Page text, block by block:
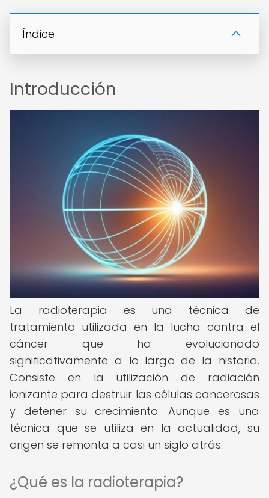
Índice
Introducción
La radioterapia es una técnica de
tratamiento utilizada en la lucha contra el
cáncer que ha evolucionado
significativamente a lo largo de la historia.
Consiste en la utilización de radiación
ionizante para destruir las células cancerosas
y detener su crecimiento. Aunque es una
técnica que se utiliza en la actualidad, su
origen se remonta a casi un siglo atrás.
¿Qué es la radioterapia?